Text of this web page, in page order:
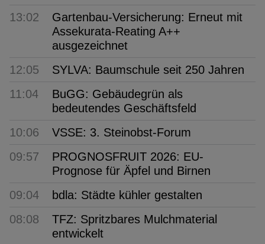
13:02
Gartenbau-Versicherung: Erneut mit
Assekurata-Reating A++
ausgezeichnet
12:05
SYLVA: Baumschule seit 250 Jahren
11:04
BuGG: Gebäudegrün als
bedeutendes Geschäftsfeld
10:06
VSSE: 3. Steinobst-Forum
09:57
PROGNOSFRUIT 2026: EU-
Prognose für Äpfel und Birnen
09:04
bdla: Städte kühler gestalten
08:08
TFZ: Spritzbares Mulchmaterial
entwickelt